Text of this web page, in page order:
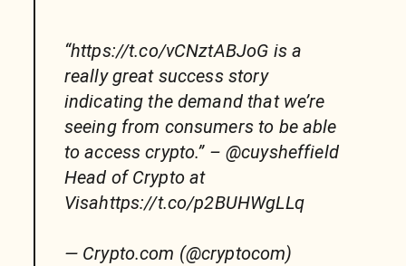
“https://t.co/vCNztABJoG is a
really great success story
indicating the demand that we’re
seeing from consumers to be able
to access crypto.” – @cuysheffield
Head of Crypto at
Visahttps://t.co/p2BUHWgLLq
— Crypto.com (@cryptocom)